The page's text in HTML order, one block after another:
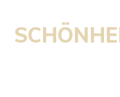
Inhalt
springen